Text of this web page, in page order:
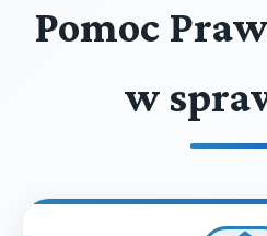
Pomoc
w